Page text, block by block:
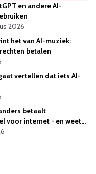
en andere AI-
2026
het van AI-muziek:
betalen
vertellen dat iets AI-
betaalt
voor internet - en weet